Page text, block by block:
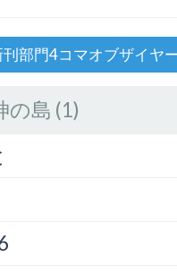
部門4コマオブザイヤ
島 (1)